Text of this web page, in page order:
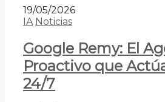
19/05/2026
IA Noticias
Google Remy: El
Proactivo que
24/7